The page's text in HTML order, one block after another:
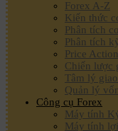
Forex A-Z
Kiến thức
Phân tích
Phân tích
Price
Chiến lược
Tâm lý
Quản lý
Công cụ Forex
Máy tính
Máy tính